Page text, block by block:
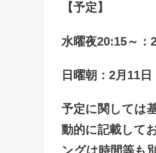
【予定】
水曜夜20:15～：
日曜朝：2月11日
予定に関しては
動的に記載して